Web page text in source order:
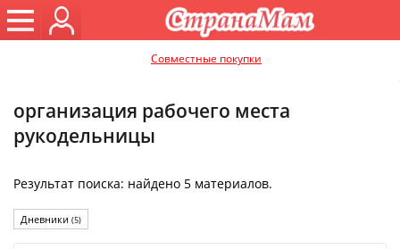
Совместные покупки
организация рабочего места
рукодельницы
Результат поиска: найдено 5 материалов.
Дневники (5)